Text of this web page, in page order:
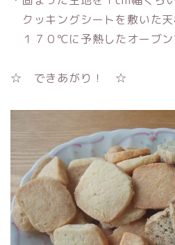
クッキングシートを敷いた
１７０℃に予熱したオーブン
☆ できあがり！ ☆